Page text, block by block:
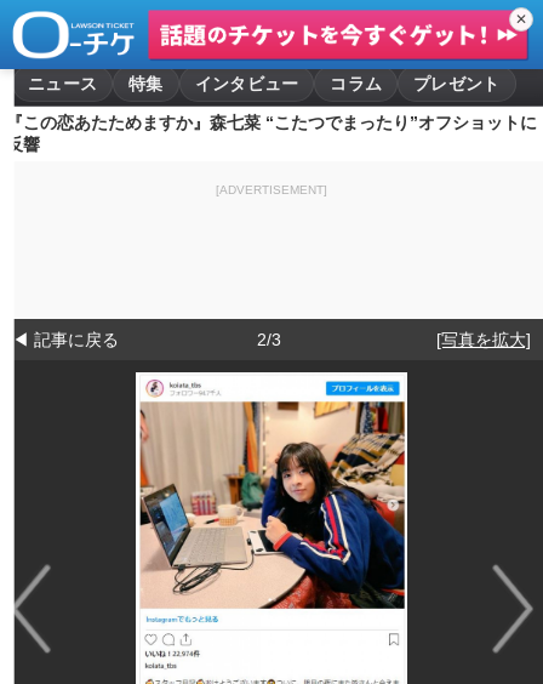
✕
ニュース 特集 インタビュー コラム
プレゼント
『この恋あたためますか』森七菜 “こたつでまったり”オフショットに
反響
[ADVERTISEMENT]
◀ 記事に戻る 2/3 [写真を拡大]